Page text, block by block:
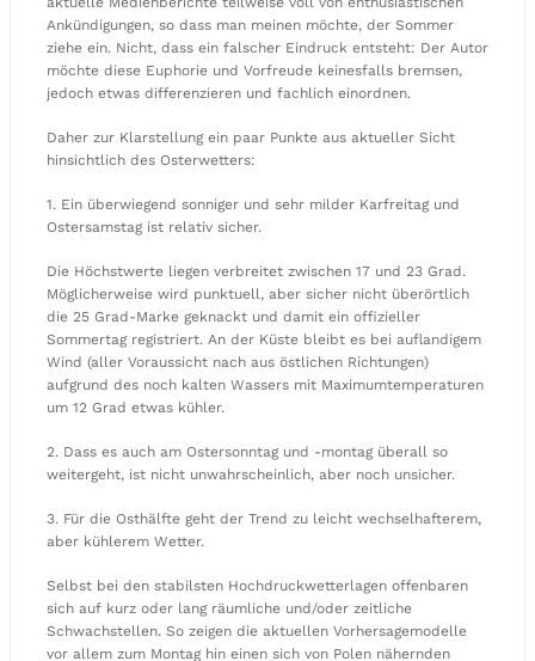
Ankündigungen, so dass man meinen möchte, der Sommer
ziehe ein. Nicht, dass ein falscher Eindruck entsteht: Der Autor
möchte diese Euphorie und Vorfreude keinesfalls bremsen,
jedoch etwas differenzieren und fachlich einordnen.
Daher zur Klarstellung ein paar Punkte aus aktueller Sicht
hinsichtlich des Osterwetters:
1. Ein überwiegend sonniger und sehr milder Karfreitag und
Ostersamstag ist relativ sicher.
Die Höchstwerte liegen verbreitet zwischen 17 und 23 Grad.
Möglicherweise wird punktuell, aber sicher nicht überörtlich
die 25 Grad-Marke geknackt und damit ein offizieller
Sommertag registriert. An der Küste bleibt es bei auflandigem
Wind (aller Voraussicht nach aus östlichen Richtungen)
aufgrund des noch kalten Wassers mit Maximumtemperaturen
um 12 Grad etwas kühler.
2. Dass es auch am Ostersonntag und -montag überall so
weitergeht, ist nicht unwahrscheinlich, aber noch unsicher.
3. Für die Osthälfte geht der Trend zu leicht wechselhafterem,
aber kühlerem Wetter.
Selbst bei den stabilsten Hochdruckwetterlagen offenbaren
sich auf kurz oder lang räumliche und/oder zeitliche
Schwachstellen. So zeigen die aktuellen Vorhersagemodelle
vor allem zum Montag hin einen sich von Polen nähernden